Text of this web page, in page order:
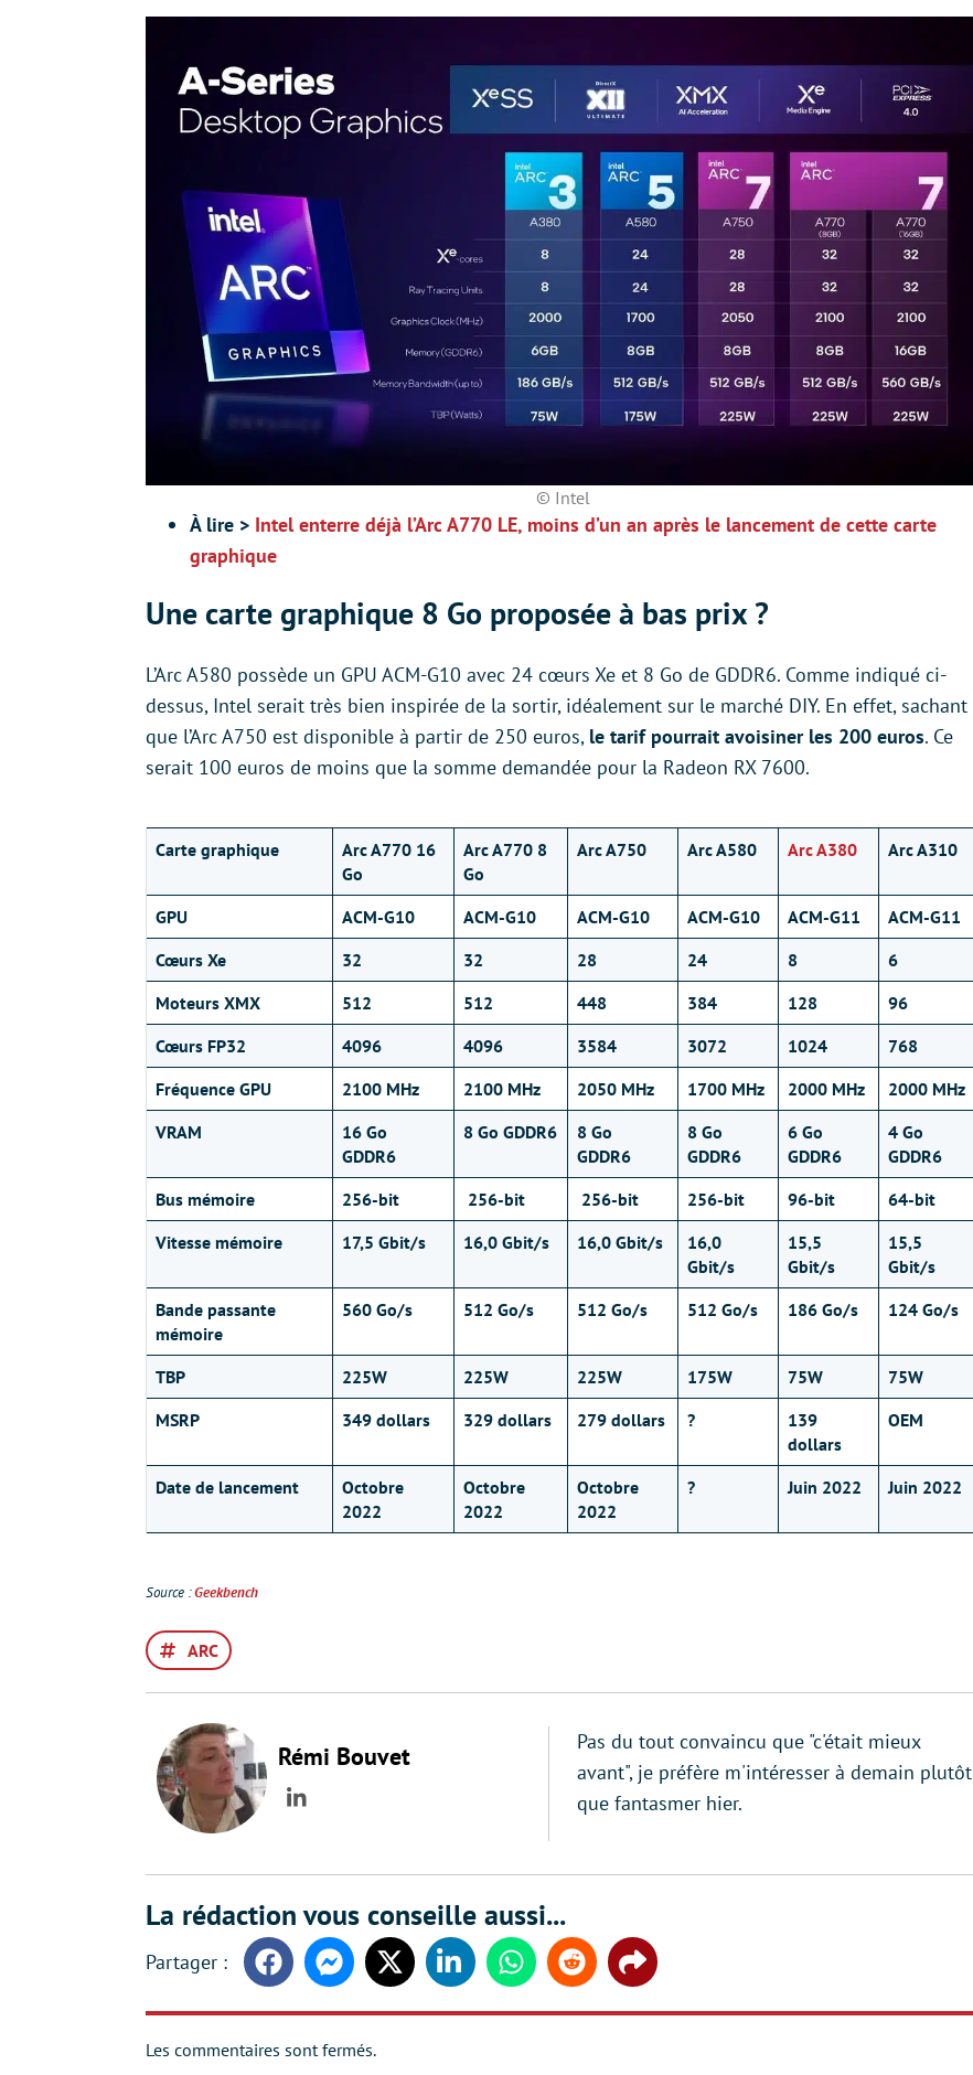
© Intel
À lire > Intel enterre déjà l’Arc A770 LE, moins d’un an après le lancement de cette carte
graphique
Une carte graphique 8 Go proposée à bas prix ?
L’Arc A580 possède un GPU ACM-G10 avec 24 cœurs Xe et 8 Go de GDDR6. Comme indiqué ci-
dessus, Intel serait très bien inspirée de la sortir, idéalement sur le marché DIY. En effet, sachant
que l’Arc A750 est disponible à partir de 250 euros, le tarif pourrait avoisiner les 200 euros. Ce
serait 100 euros de moins que la somme demandée pour la Radeon RX 7600.
Carte graphique
Arc A770 16
Go
Arc A770 8
Go
Arc A750 Arc A580 Arc A380 Arc A310
GPU ACM-G10 ACM-G10 ACM-G10 ACM-G10 ACM-G11
ACM-G11
Cœurs Xe
32 32 28 24 8
6
Moteurs XMX
512 512 448 384 128
96
Cœurs FP32
4096 4096 3584 3072 1024
768
Fréquence GPU
2100 MHz 2100 MHz 2050 MHz 1700 MHz 2000 MHz
2000 MHz
VRAM
16 Go
GDDR6
8 Go GDDR6
8 Go
GDDR6
8 Go
GDDR6
6 Go
GDDR6
4 Go
GDDR6
Bus mémoire
256-bit 256-bit 256-bit 256-bit 96-bit
64-bit
Vitesse mémoire
17,5 Gbit/s 16,0 Gbit/s 16,0 Gbit/s
16,0
Gbit/s
15,5
Gbit/s
15,5
Gbit/s
Bande passante
mémoire
560 Go/s 512 Go/s 512 Go/s 512 Go/s 186 Go/s 124 Go/s
TBP 225W 225W 225W 175W 75W
75W
MSRP
349 dollars 329 dollars 279 dollars ?
139
dollars
OEM
Date de lancement
Octobre
2022
Octobre
2022
Octobre
2022
? Juin 2022 Juin 2022
Source :Geekbench
ARC
Rémi Bouvet
LinkedIn
Pas du tout convaincu que "c'était mieux
avant", je préfère m'intéresser à demain plutôt
que fantasmer hier.
La rédaction vous conseille aussi...
FacebookMessengerTwitter LinkedinWhatsappReddit Share
Les commentaires sont fermés.